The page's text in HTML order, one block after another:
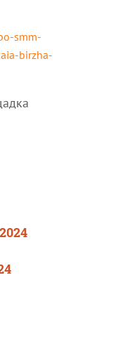
smm-
birzha-